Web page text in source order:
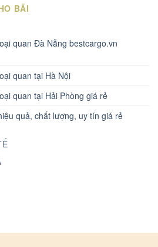
BÃI
quan Đà Nẵng bestcargo.vn
quan tại Hà Nội
quan tại Hải Phòng giá rẻ
quả, chất lượng, uy tín giá rẻ